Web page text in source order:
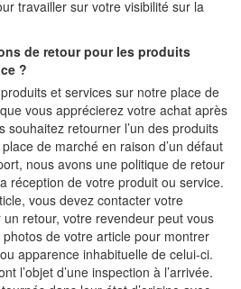
travailler sur votre visibilité sur la
de retour pour les produits
?
et services sur notre place de
vous apprécierez votre achat après
souhaitez retourner l’un des produits
de marché en raison d’un défaut
nous avons une politique de retour
réception de votre produit ou service.
vous devez contacter votre
retour, votre revendeur peut vous
de votre article pour montrer
apparence inhabituelle de celui-ci.
l’objet d’une inspection à l’arrivée.